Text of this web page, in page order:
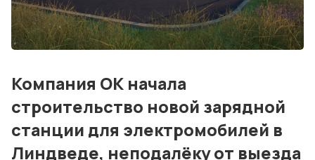
Лучшие АЗС мира
Мнения
Условия использования материалов
Компания OK начала
строительство новой зарядной
станции для электромобилей в
Линдведе, неподалёку от выезда